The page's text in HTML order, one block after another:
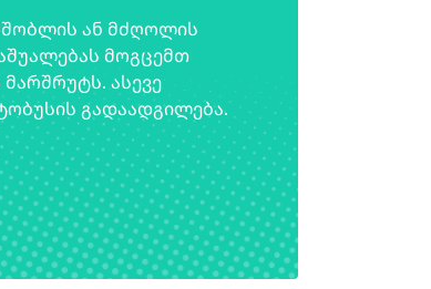
ან მძღოლის
მოგცემთ
ასევე
გადაადგილება.